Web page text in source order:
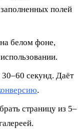
полей
белом фоне,
секунд. Даёт
.
страницу из 5–